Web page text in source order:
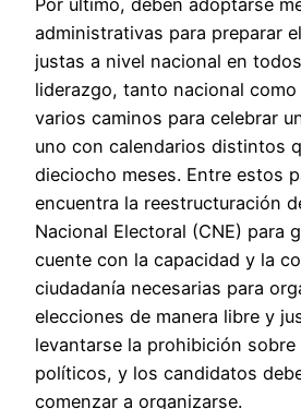
administrativas para preparar
justas a nivel nacional en
liderazgo, tanto nacional como
varios caminos para celebrar
uno con calendarios distintos
dieciocho meses. Entre estos
encuentra la reestructuración
Nacional Electoral (CNE) para
cuente con la capacidad y la
ciudadanía necesarias para
elecciones de manera libre y
levantarse la prohibición
políticos, y los candidatos
comenzar a organizarse.